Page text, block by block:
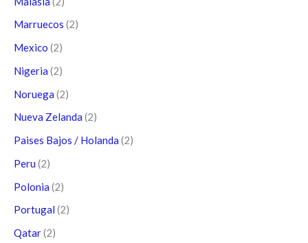
Marruecos (2)
Mexico (2)
Nigeria (2)
Noruega (2)
Nueva Zelanda (2)
Paises Bajos / Holanda (2)
Peru (2)
Polonia (2)
Portugal (2)
Qatar(2)